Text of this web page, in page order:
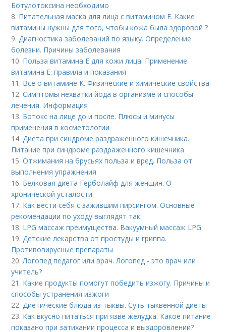
Ботулотоксина необходимо
8. Питательная маска для лица с витамином Е. Какие
витамины нужны для того, чтобы кожа была здоровой ?
9.Диагностика заболеваний по языку. Определение
болезни. Причины заболевания
10. Польза витамина Е для кожи лица. Применение
витамина E: правила и показания
11. Всё о витамине К. Физические и химические свойства
12.Симптомы нехватки йода в организме и способы
лечения. Информация
13. Ботокс на лице до и после. Плюсы и минусы
применения в косметологии
14.Диета при синдроме раздраженного кишечника.
Питание при синдроме раздраженного кишечника
15.Отжимания на брусьях польза и вред. Польза от
выполнения упражнения
16. Белковая диета Герболайф для женщин. О
хронической усталости
17. Как вести себя с зажившим пирсингом. Основные
рекомендации по уходу выглядят так:
18. LPG массаж преимущества. Вакуумный массаж LPG
19.Детские лекарства от простуды и гриппа.
Противовирусные препараты
20.Логопед педагог или врач. Логопед - это врач или
учитель?
21. Какие продукты помогут победить изжогу. Причины и
способы устранения изжоги
22.Диетические блюда из тыквы. Суть тыквенной диеты
23. Как вкусно питаться при язве желудка. Какое питание
показано при затихании процесса и выздоровлении?